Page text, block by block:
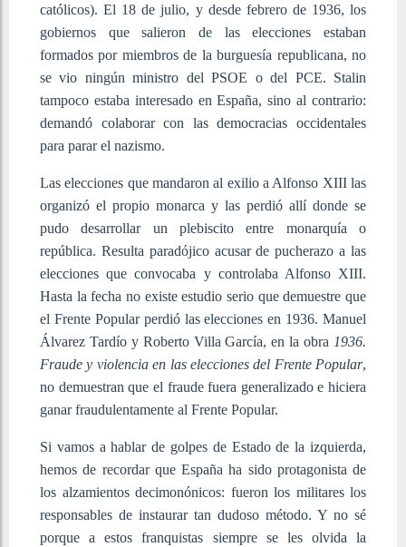
católicos). El 18 de julio, y desde febrero de 1936, los
gobiernos que salieron de las elecciones estaban
formados por miembros de la burguesía republicana, no
se vio ningún ministro del PSOE o del PCE. Stalin
tampoco estaba interesado en España, sino al contrario:
demandó colaborar con las democracias occidentales
para parar el nazismo.
Las elecciones que mandaron al exilio a Alfonso XIII las
organizó el propio monarca y las perdió allí donde se
pudo desarrollar un plebiscito entre monarquía o
república. Resulta paradójico acusar de pucherazo a las
elecciones que convocaba y controlaba Alfonso XIII.
Hasta la fecha no existe estudio serio que demuestre que
el Frente Popular perdió las elecciones en 1936. Manuel
Álvarez Tardío y Roberto Villa García, en la obra 1936.
Fraude y violencia en las elecciones del Frente Popular,
no demuestran que el fraude fuera generalizado e hiciera
ganar fraudulentamente al Frente Popular.
Si vamos a hablar de golpes de Estado de la izquierda,
hemos de recordar que España ha sido protagonista de
los alzamientos decimonónicos: fueron los militares los
responsables de instaurar tan dudoso método. Y no sé
porque a estos franquistas siempre se les olvida la